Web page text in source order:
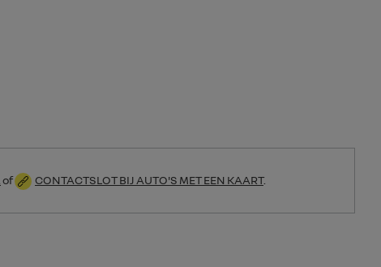
of CONTACTSLOT BIJ AUTO'S MET EEN KAART.